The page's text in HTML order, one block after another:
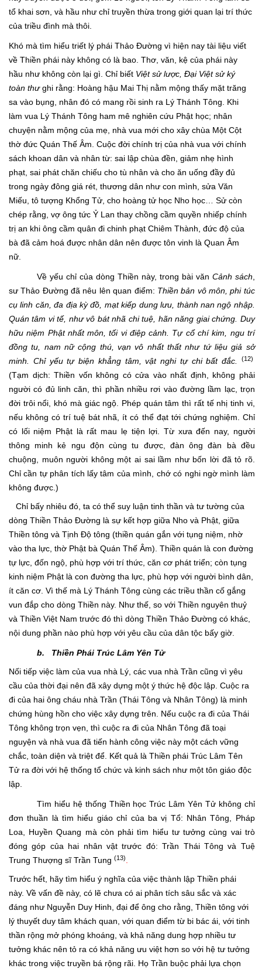
tổ khai sơn, và hầu như chỉ truyền thừa trong giới quan lại trí thức
của triều đình mà thôi.
Khó mà tìm hiểu triết lý phái Thảo Đường vì hiện nay tài liệu viết
về Thiền phái này không có là bao. Thơ, văn, kệ của phái này
hầu như không còn lại gì. Chỉ biết Việt sử lược, Đại Việt sử ký
toàn thưghi rằng: Hoàng hậu Mai Thị nằm mộng thấy mặt trăng
sa vào bụng, nhân đó có mang rồi sinh ra Lý Thánh Tông. Khi
làm vua Lý Thánh Tông ham mê nghiên cứu Phật học; nhân
chuyện nằm mộng của mẹ, nhà vua mới cho xây chùa Một Cột
thờ đức Quán Thế Âm. Cuộc đời chính trị của nhà vua với chính
sách khoan dân và nhân từ: sai lập chùa đền, giảm nhẹ hình
phạt, sai phát chăn chiếu cho tù nhân và cho ăn uống đầy đủ
trong ngày đông giá rét, thương dân như con mình, sửa Văn
Miếu, tô tượng Khổng Tử, cho hoàng tử học Nho học… Sử còn
chép rằng, vợ ông tức Ỷ Lan thay chồng cầm quyền nhiếp chính
trị an khi ông cầm quân đi chinh phạt Chiêm Thành, đức độ của
bà đã cảm hoá được nhân dân nên được tôn vinh là Quan Âm
nữ.
Về yếu chỉ của dòng Thiền này, trong bài văn Cảnh sách
sư Thảo Đường đã nêu lên quan điểm: Thiền bản vô môn, phi túc
cụ linh căn, đa địa kỳ đồ, mạt kiếp dung lưu, thành nan ngộ nhập.
Quán tâm vi tế, như vô bát nhã chi tuệ, hãn năng giai chứng. Duy
hữu niệm Phật nhất môn, tối vi điệp cảnh. Tự cổ chí kim, ngu trí
đồng tu, nam nữ cộng thú, vạn vô nhất thất như tứ liệu giả sở
minh. Chỉ yếu tự biện khẳng tâm, vật nghi tự chi bất đắc.
(12)
(Tạm dịch: Thiền vốn không có cửa vào nhất định, không phải
người có đủ linh căn, thì phần nhiều rơi vào đường lầm lạc, trọn
đời trôi nổi, khó mà giác ngộ. Phép quán tâm thì rất tế nhị tinh vi,
nếu không có trí tuệ bát nhã, ít có thể đạt tới chứng nghiệm. Chỉ
có lối niệm Phật là rất mau lẹ tiện lợi. Từ xưa đến nay, người
thông minh kẻ ngu độn cùng tu được, đàn ông đàn bà đều
chuộng, muôn người không một ai sai lầm như bốn lời đã tỏ rõ.
Chỉ cần tự phân tích lấy tâm của mình, chớ có nghi ngờ mình làm
không được.)
Chỉ bấy nhiêu đó, ta có thể suy luận tinh thần và tư tường của
dòng Thiền Thảo Đường là sự kết hợp giữa Nho và Phật, giữa
Thiền tông và Tịnh Độ tông (thiền quán gắn với tụng niệm, nhờ
vào tha lực, thờ Phật bà Quán Thế Âm). Thiền quán là con đường
tự lực, đốn ngộ, phù hợp với trí thức, căn cơ phát triển; còn tụng
kinh niệm Phật là con đường tha lực, phù hợp với người bình dân,
ít căn cơ. Vì thế mà Lý Thánh Tông cùng các triều thần cố gắng
vun đắp cho dòng Thiền này. Như thế, so với Thiền nguyên thuỷ
và Thiền Việt Nam trước đó thì dòng Thiền Thảo Đường có khác,
nội dung phần nào phù hợp với yêu cầu của dân tộc bấy giờ.
b.
Thiền Phái Trúc Lâm Yên Tử
Nối tiếp việc làm của vua nhà Lý, các vua nhà Trần cũng vì yêu
cầu của thời đại nên đã xây dựng một ý thức hệ độc lập. Cuộc ra
đi của hai ông cháu nhà Trần (Thái Tông và Nhân Tông) là minh
chứng hùng hồn cho việc xây dựng trên. Nếu cuộc ra đi của Thái
Tông không trọn vẹn, thì cuộc ra đi của Nhân Tông đã toại
nguyện và nhà vua đã tiến hành công việc này một cách vững
chắc, toàn diện và triệt để. Kết quả là Thiền phái Trúc Lâm Tên
Tử ra đời với hệ thống tổ chức và kinh sách như một tôn giáo độc
lập.
Tìm hiểu hệ thống Thiền học Trúc Lâm Yên Tử không chỉ
đơn thuần là tìm hiểu giáo chỉ của ba vị Tổ: Nhân Tông, Pháp
Loa, Huyền Quang mà còn phải tìm hiểu tư tưởng cùng vai trò
đóng góp của hai nhân vật trước đó: Trần Thái Tông và Tuệ
Trung Thượng sĩ Trần Tung (13)
Trước hết, hãy tìm hiểu ý nghĩa của việc thành lập Thiền phái
này. Về vấn đề này, có lẽ chưa có ai phân tích sâu sắc và xác
đáng như Nguyễn Duy Hinh, đại để ông cho rằng, Thiền tông với
lý thuyết duy tâm khách quan, với quan điểm từ bi bác ái, với tinh
thần rộng mở phóng khoáng, và khả năng dung hợp nhiều tư
tưởng khác nên tỏ ra có khả năng ưu việt hơn so với hệ tư tưởng
khác trong việc truyền bá rộng rãi. Họ Trần buộc phải lựa chọn